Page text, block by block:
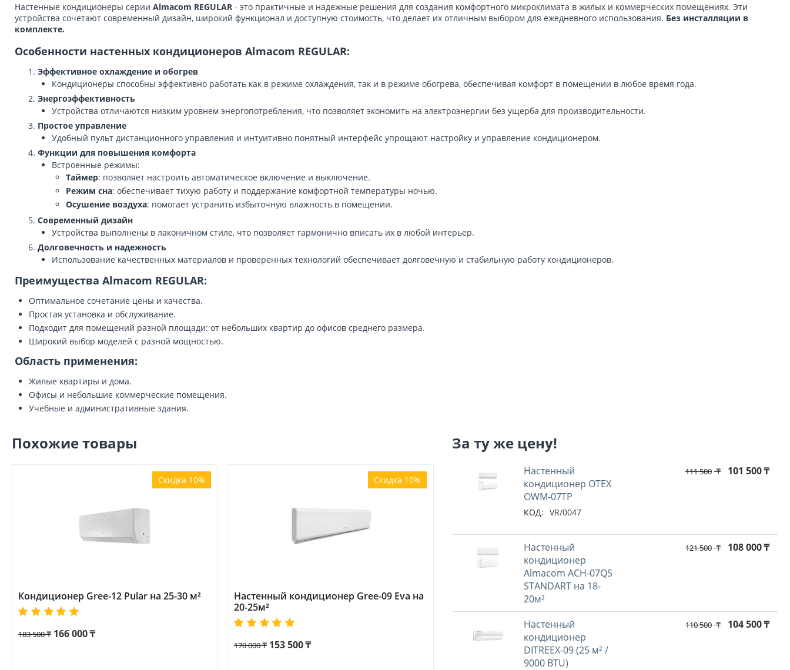
Настенные кондиционеры серии Almacom REGULAR - это практичные и надежные решения для создания комфортного микроклимата в жилых и коммерческих помещениях. Эти
устройства сочетают современный дизайн, широкий функционал и доступную стоимость, что делает их отличным выбором для ежедневного использования. Без инсталляции в
комплекте.
Особенности настенных кондиционеров Almacom REGULAR:
Эффективное охлаждение и обогрев
Кондиционеры способны эффективно работать как в режиме охлаждения, так и в режиме обогрева, обеспечивая комфорт в помещении в любое время года.
Энергоэффективность
Устройства отличаются низким уровнем энергопотребления, что позволяет экономить на электроэнергии без ущерба для производительности.
Простое управление
Удобный пульт дистанционного управления и интуитивно понятный интерфейс упрощают настройку и управление кондиционером.
Функции для повышения комфорта
Встроенные режимы:
Таймер: позволяет настроить автоматическое включение и выключение.
Режим сна: обеспечивает тихую работу и поддержание комфортной температуры ночью.
Осушение воздуха: помогает устранить избыточную влажность в помещении.
Современный дизайн
Устройства выполнены в лаконичном стиле, что позволяет гармонично вписать их в любой интерьер.
Долговечность и надежность
Использование качественных материалов и проверенных технологий обеспечивает долговечную и стабильную работу кондиционеров.
Преимущества Almacom REGULAR:
Оптимальное сочетание цены и качества.
Простая установка и обслуживание.
Подходит для помещений разной площади: от небольших квартир до офисов среднего размера.
Широкий выбор моделей с разной мощностью.
Область применения:
Жилые квартиры и дома.
Офисы и небольшие коммерческие помещения.
Учебные и административные здания.
Похожие товары
Скидка 10%
Кондиционер Gree-12 Pular на 25-30 м²
183 500₸ 166 000₸
Скидка 10%
Настенный кондиционер Gree-09 Eva на
20-25м²
170 000₸ 153 500₸
За ту же цену!
Настенный
кондиционер OTEX
OWM-07TP
КОД: VR/0047
111 500 ₸ 101 500₸
Настенный
кондиционер
Almacom ACH-07QS
STANDART на 18-
20м²
121 500 ₸ 108 000₸
Настенный
кондиционер
DITREEX-09 (25 м² /
9000 BTU)
110 500 ₸ 104 500₸